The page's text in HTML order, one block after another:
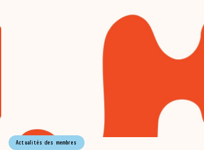
Actualités des membres